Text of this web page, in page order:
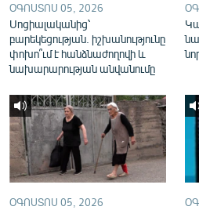
«Ազատության» բոլոր
ՕԳՈՍՏՈՍ 05, 2026
Սոցիալականից՝
բարեկեցության. իշխանությունը
փոխո՞ւմ է հանձնաժողովի և
նախարարության անվանումը
ՕԳՈՍՏՈՍ 05, 2026